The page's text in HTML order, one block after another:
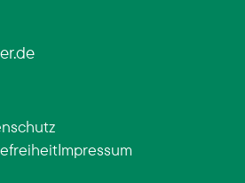
Impressum